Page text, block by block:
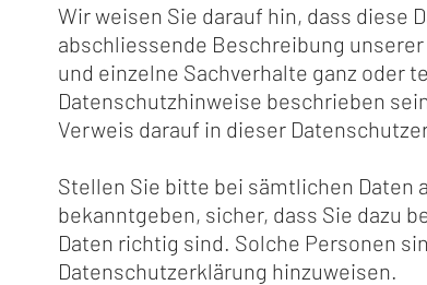
Wir weisen Sie darauf hin, dass diese
abschliessende Beschreibung
und einzelne Sachverhalte ganz oder
Datenschutzhinweise beschrieben
Verweis darauf in dieser
Stellen Sie bitte bei sämtlichen Daten
bekanntgeben, sicher, dass Sie dazu
Daten richtig sind. Solche Personen
Datenschutzerklärung hinzuweisen.